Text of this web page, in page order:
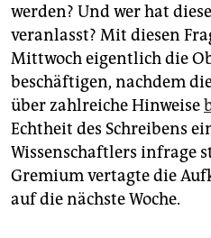
genossenschaft
epaper login
werden? Und wer hat
veranlasst? Mit diesen
Mittwoch eigentlich die
beschäftigen, nachdem
über zahlreiche Hinweise
Echtheit des Schreibens
Wissenschaftlers infrage
Gremium vertagte die
auf die nächste Woche.